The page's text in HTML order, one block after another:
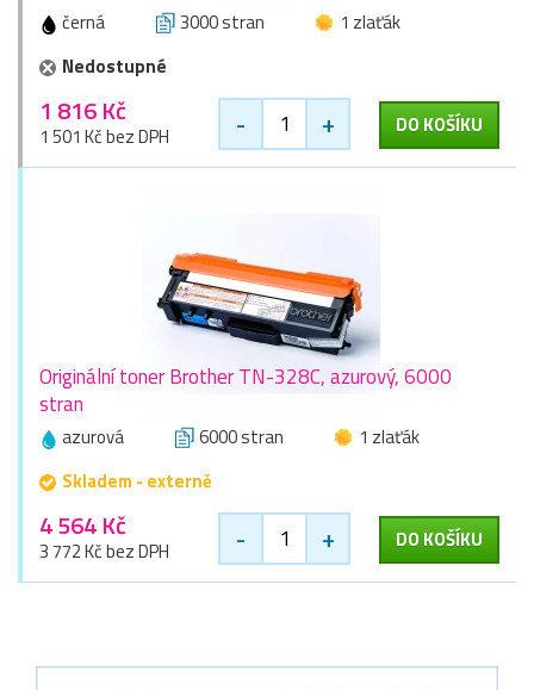
černá 3000 stran
1 zlaťák
Nedostupné
1 816 Kč
1 501 Kč bez DPH - + DO KOŠÍKU
Originální toner Brother TN-328C, azurový, 6000
stran
azurová 6000 stran
1 zlaťák
Skladem - externě
4 564 Kč
3 772 Kč bez DPH - + DO KOŠÍKU